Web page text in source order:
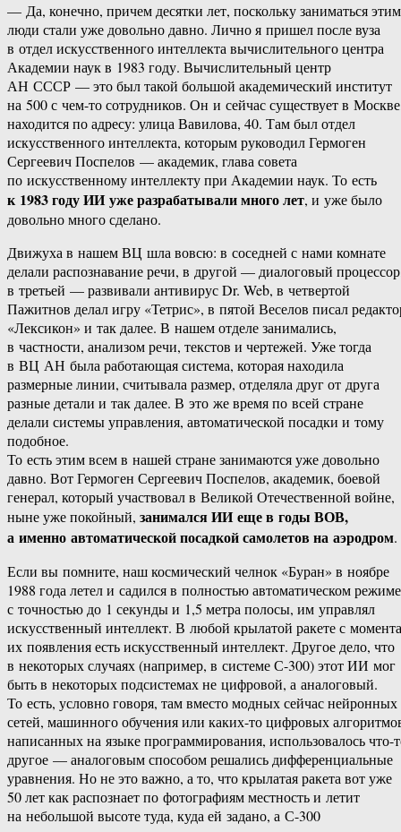
— Да, конечно, причем десятки лет, поскольку заниматься этим
люди стали уже довольно давно. Лично я пришел после вуза
в отдел искусственного интеллекта вычислительного центра
Академии наук в 1983 году. Вычислительный центр
АН СССР — это был такой большой академический институт
на 500 с чем-то сотрудников. Он и сейчас существует в
находится по адресу: улица Вавилова, 40. Там был отдел
искусственного интеллекта, которым руководил Гермоген
Сергеевич Поспелов — академик, глава совета
по искусственному интеллекту при Академии наук. То есть
к 1983 году ИИ уже разрабатывали много лет, и уже было
довольно много сделано.
Движуха в нашем ВЦ шла вовсю: в соседней с нами комнате
делали распознавание речи, в другой — диалоговый
в третьей — развивали антивирус Dr. Web, в четвертой
Пажитнов делал игру «Тетрис», в пятой Веселов писал
«Лексикон» и так далее. В нашем отделе занимались,
в частности, анализом речи, текстов и чертежей. Уже тогда
в ВЦ АН была работающая система, которая находила
размерные линии, считывала размер, отделяла друг от друга
разные детали и так далее. В это же время по всей стране
делали системы управления, автоматической посадки и тому
подобное.
То есть этим всем в нашей стране занимаются уже довольно
давно. Вот Гермоген Сергеевич Поспелов, академик, боевой
генерал, который участвовал в Великой Отечественной войне,
ныне уже покойный, занимался ИИ еще в годы ВОВ,
а именно автоматической посадкой самолетов на аэродром.
Если вы помните, наш космический челнок «Буран» в ноябре
1988 года летел и садился в полностью автоматическом
с точностью до 1 секунды и 1,5 метра полосы, им управлял
искусственный интеллект. В любой крылатой ракете с момента
их появления есть искусственный интеллект. Другое дело, что
в некоторых случаях (например, в системе С-300) этот ИИ мог
быть в некоторых подсистемах не цифровой, а аналоговый.
То есть, условно говоря, там вместо модных сейчас нейронных
сетей, машинного обучения или каких-то цифровых
написанных на языке программирования, использовалось что-
другое — аналоговым способом решались дифференциальные
уравнения. Но не это важно, а то, что крылатая ракета вот уже
50 лет как распознает по фотографиям местность и летит
на небольшой высоте туда, куда ей задано, а С-300